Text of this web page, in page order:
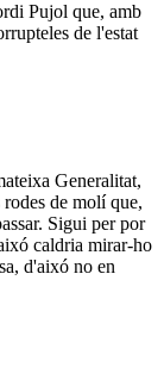
Pujol que, amb
de l'estat
Generalitat,
de molí que,
Sigui per por
caldria mirar-ho
d'aixó no en